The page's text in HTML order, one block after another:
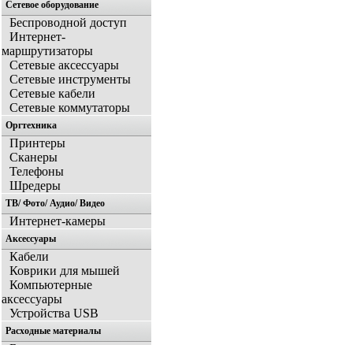
Сетевое оборудование
Беспроводной доступ
Интернет-
маршрутизаторы
Сетевые аксессуары
Сетевые инструменты
Сетевые кабели
Сетевые коммутаторы
Оргтехника
Принтеры
Сканеры
Телефоны
Шредеры
ТВ/ Фото/ Аудио/ Видео
Интернет-камеры
Аксессуары
Кабели
Коврики для мышей
Компьютерные
аксессуары
Устройства USB
Расходные материалы